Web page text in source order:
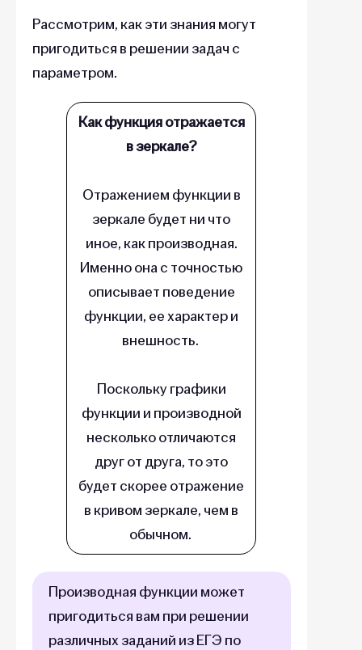
Рассмотрим, как эти знания могут
пригодиться в решении задач с
параметром.
Как функция отражается
в зеркале?
Отражением функции в
зеркале будет ни что
иное, как производная.
Именно она с точностью
описывает поведение
функции, ее характер и
внешность.
Поскольку графики
функции и производной
несколько отличаются
друг от друга, то это
будет скорее отражение
в кривом зеркале, чем в
обычном.
Производная функции может
пригодиться вам при решении
различных заданий из ЕГЭ по